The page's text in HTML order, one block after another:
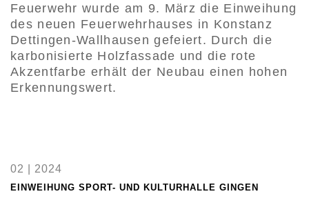
Feuerwehr wurde am 9. März die Einweihung
des neuen Feuerwehrhauses in Konstanz
Dettingen-Wallhausen gefeiert. Durch die
karbonisierte Holzfassade und die rote
Akzentfarbe erhält der Neubau einen hohen
Erkennungswert.
02 | 2024
EINWEIHUNG SPORT- UND KULTURHALLE GINGEN